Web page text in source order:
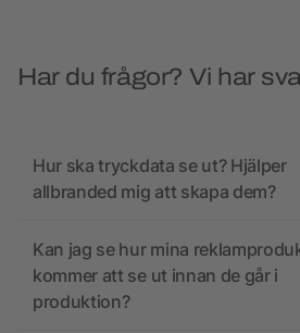
Har du frågor? Vi har
Hur ska tryckdata se ut? Hjälper
allbranded mig att skapa dem?
Kan jag se hur mina
kommer att se ut innan de går i
produktion?